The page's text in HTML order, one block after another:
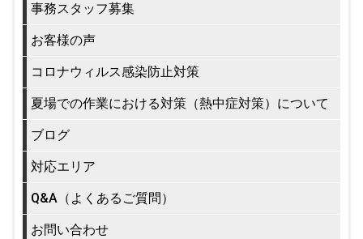
事務スタッフ募集
お客様の声
コロナウィルス感染防止対策
夏場での作業における対策（熱中症対策）について
ブログ
対応エリア
Q&A（よくあるご質問）
お問い合わせ